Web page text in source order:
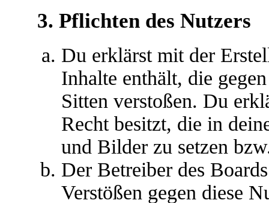
3. Pflichten des Nutzers
Du erklärst mit der
Inhalte enthält, die
Sitten verstoßen. Du
Recht besitzt, die in
und Bilder zu setzen
Der Betreiber des
Verstößen gegen diese